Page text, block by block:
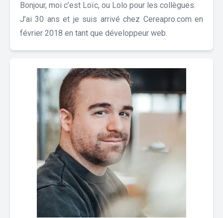
Bonjour, moi c’est Loïc, ou Lolo pour les collègues.
J’ai 30 ans et je suis arrivé chez Cereapro.com en
février 2018 en tant que développeur web.